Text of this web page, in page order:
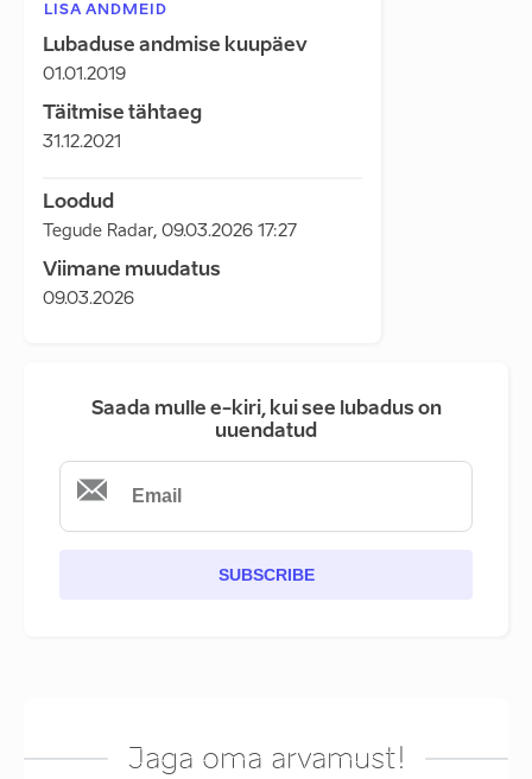
LISA ANDMEID
Lubaduse andmise kuupäev
01.01.2019
Täitmise tähtaeg
31.12.2021
Loodud
Tegude Radar, 09.03.2026 17:27
Viimane muudatus
09.03.2026
Saada mulle e-kiri, kui see lubadus on
uuendatud
SUBSCRIBE
Jaga oma arvamust!